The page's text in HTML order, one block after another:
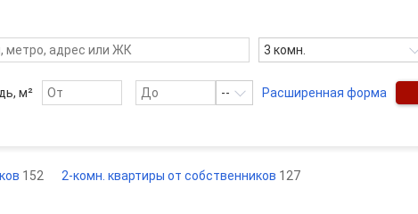
3 комн.
м² -- Расширенная форма
152 2-комн. квартиры от собственников 127